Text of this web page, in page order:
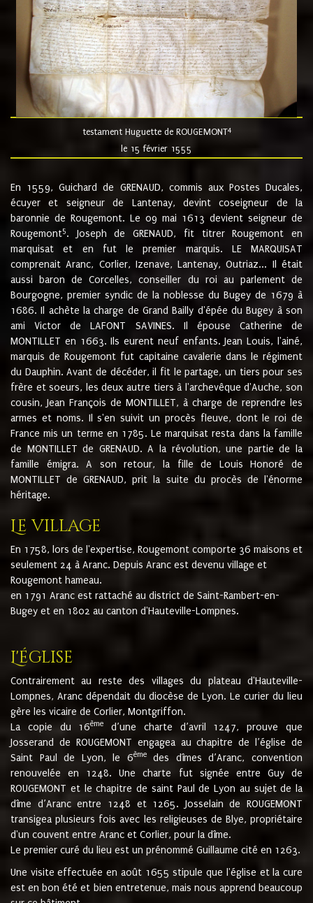
testament Huguette de ROUGEMONT4
le 15 février 1555
En 1559, Guichard de GRENAUD, commis aux Postes Ducales,
écuyer et seigneur de Lantenay, devint coseigneur de la
baronnie de Rougemont. Le 09 mai 1613 devient seigneur de
Rougemont5. Joseph de GRENAUD, fit titrer Rougemont en
marquisat et en fut le premier marquis. LE MARQUISAT
comprenait Aranc, Corlier, Izenave, Lantenay, Outriaz... Il était
aussi baron de Corcelles, conseiller du roi au parlement de
Bourgogne, premier syndic de la noblesse du Bugey de 1679 à
1686. Il achète la charge de Grand Bailly d'épée du Bugey à son
ami Victor de LAFONT SAVINES. Il épouse Catherine de
MONTILLET en 1663. Ils eurent neuf enfants. Jean Louis, l'ainé,
marquis de Rougemont fut capitaine cavalerie dans le régiment
du Dauphin. Avant de décéder, il fit le partage, un tiers pour ses
frère et soeurs, les deux autre tiers à l'archevêque d'Auche, son
cousin, Jean François de MONTILLET, à charge de reprendre les
armes et noms. Il s'en suivit un procès fleuve, dont le roi de
France mis un terme en 1785. Le marquisat resta dans la famille
de MONTILLET de GRENAUD. A la révolution, une partie de la
famille émigra. A son retour, la fille de Louis Honoré de
MONTILLET de GRENAUD, prit la suite du procès de l'énorme
héritage.
Le village
En 1758, lors de l'expertise, Rougemont comporte 36 maisons et
seulement 24 à Aranc. Depuis Aranc est devenu village et
Rougemont hameau.
en 1791 Aranc est rattaché au district de Saint-Rambert-en-
Bugey et en 1802 au canton d'Hauteville-Lompnes.
L'église
Contrairement au reste des villages du plateau d'Hauteville-
Lompnes, Aranc dépendait du diocèse de Lyon. Le curier du lieu
gère les vicaire de Corlier, Montgriffon.
La copie du 16ème
d’une charte d’avril 1247, prouve que
Josserand de ROUGEMONT engagea au chapitre de l’église de
Saint Paul de Lyon, le 6èmedes dîmes d’Aranc, convention
renouvelée en 1248. Une charte fut signée entre Guy de
ROUGEMONT et le chapitre de saint Paul de Lyon au sujet de la
dîme d’Aranc entre 1248 et 1265. Josselain de ROUGEMONT
transigea plusieurs fois avec les religieuses de Blye, propriétaire
d'un couvent entre Aranc et Corlier, pour la dîme.
Le premier curé du lieu est un prénommé Guillaume cité en 1263.
Une visite effectuée en août 1655 stipule que l'église et la cure
est en bon été et bien entretenue, mais nous apprend beaucoup